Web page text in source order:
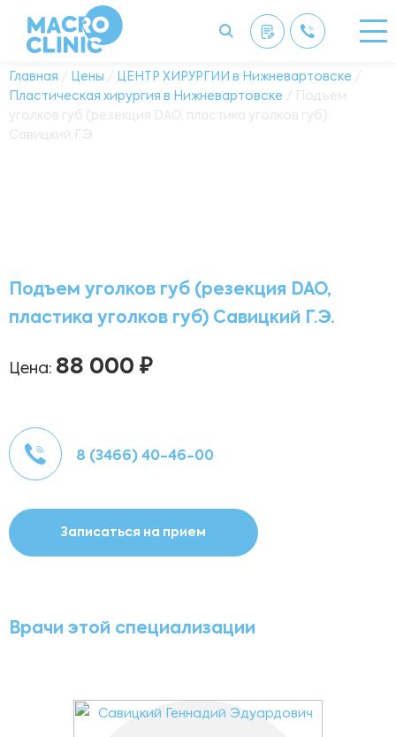
Главная / Цены / ЦЕНТР ХИРУРГИИ в Нижневартовске /
Пластическая хирургия в Нижневартовске / Подъем
уголков губ (резекция DAO, пластика уголков губ)
Савицкий Г.Э.
Подъем уголков губ (резекция DAO,
пластика уголков губ) Савицкий Г.Э.
Цена: 88 000 ₽
8 (3466) 40-46-00
Записаться на прием
Врачи этой специализации